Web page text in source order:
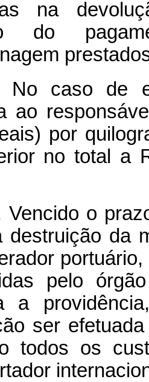
na
do
No caso de
ao
por
no total a
Vencido o
destruição da
pelo
a
ser
todos os